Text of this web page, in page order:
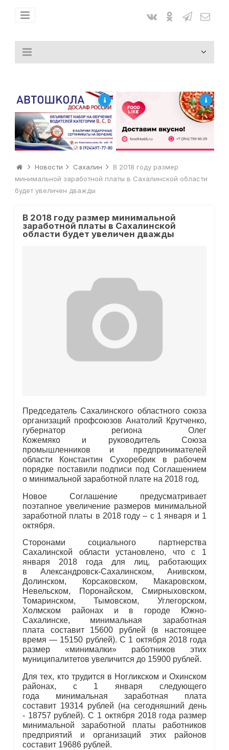
Новости Сахалин
В 2018 году размер
минимальной заработной платы в Сахалинской области
будет увеличен дважды
В 2018 году размер минимальной
заработной платы в Сахалинской
области будет увеличен дважды
Председатель Сахалинского областного союза
организаций профсоюзов Анатолий Крутченко,
губернатор региона Олег
Кожемяко и руководитель Союза
промышленников и предпринимателей
области Константин Сухоребрик в рабочем
порядке поставили подписи под Соглашением
о минимальной заработной плате на 2018 год.
Новое Соглашение предусматривает
поэтапное увеличение размеров минимальной
заработной платы в 2018 году – с 1 января и 1
октября.
Сторонами социального партнерства
Сахалинской области установлено, что с 1
января 2018 года для лиц, работающих
в Александровск‐Сахалинском, Анивском,
Долинском, Корсаковском, Макаровском,
Невельском, Поронайском, Смирныховском,
Томаринском, Тымовском, Углегорском,
Холмском районах и в городе Южно‐
Сахалинске, минимальная заработная
плата составит 15600 рублей (в настоящее
время — 15150 рублей). С 1 октября 2018 года
размер «минималки» работников этих
муниципалитетов увеличится до 15900 рублей.
Для тех, кто трудится в Ногликском и Охинском
районах, с 1 января следующего
года минимальная заработная плата
составит 19314 рублей (на сегодняшний день
- 18757 рублей). С 1 октября 2018 года размер
минимальной заработной платы работников
предприятий и организаций этих районов
составит 19686 рублей.